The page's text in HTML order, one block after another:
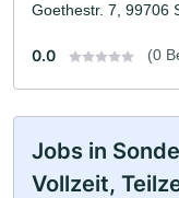
Goethestr. 7, 99706
0.0 (0
Jobs in
Vollzeit,